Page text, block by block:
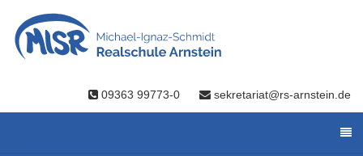
09363 99773-0 sekretariat@rs-arnstein.de